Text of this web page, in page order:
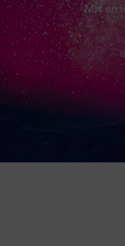
Mis en